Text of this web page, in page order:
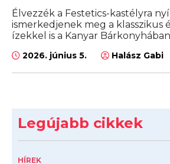
Élvezzék a Festetics-kastélyra
ismerkedjenek meg a klasszikus
ízekkel is a Kanyar
2026. június 5. Halász Gabi
Legújabb cikkek
HÍREK